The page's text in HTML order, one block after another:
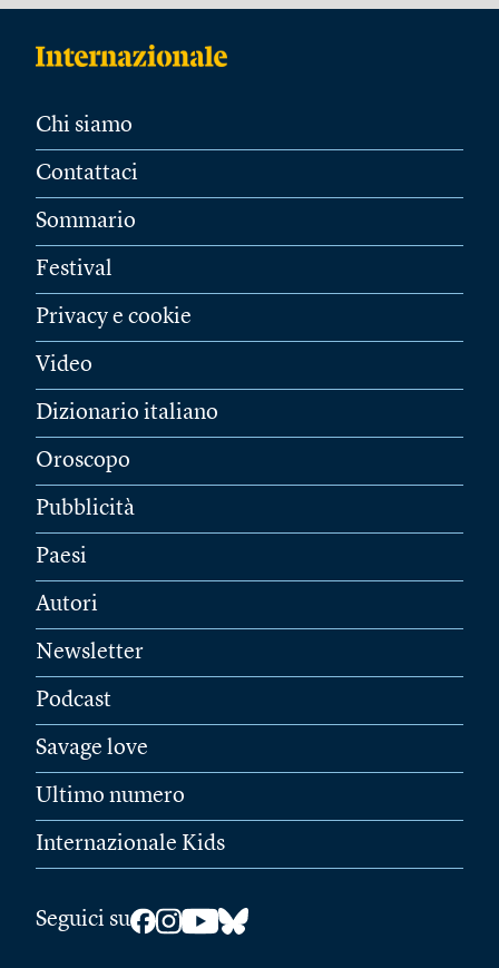
Chi siamo
Contattaci
Sommario
Festival
Privacy e cookie
Video
Dizionario italiano
Oroscopo
Pubblicità
Paesi
Autori
Newsletter
Podcast
Savage love
Ultimo numero
Internazionale Kids
Seguici su